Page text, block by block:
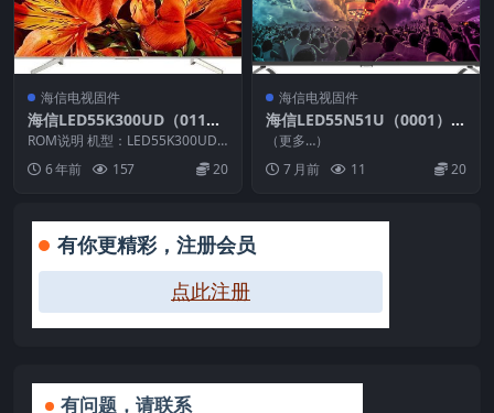
海信电视固件
海信LED55K300UD（011
b）BOM9_C004_20160528
官方原厂USB刷机电视固件包
ROM说明 机型：LED55K300UD
固件版本：（011b） BOM：9
海...6 年前 157 20
海信电视固件
海信LED55N51U（0001）B
OM91_C004_20171226_U盘
刷机固件
（更多…）
7 月前
11 20
有你更精彩，注册会员
点此注册
有问题，请联系